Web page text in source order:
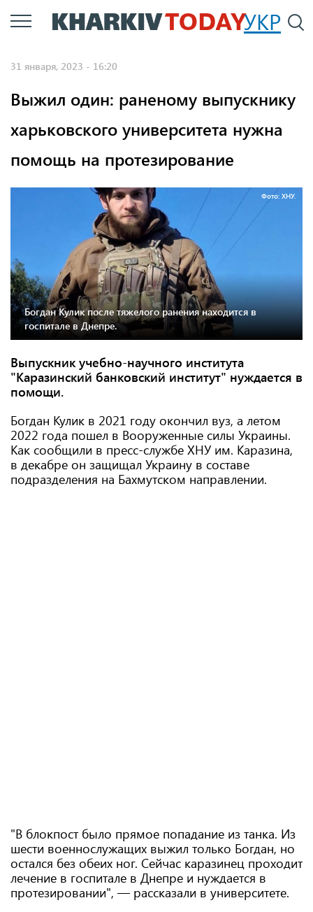
Перейти
к
УКР
31 января, 2023 - 16:20
Выжил один: раненому выпускнику
харьковского университета нужна
помощь на протезирование
Фото: ХНУ.
Богдан Кулик после тяжелого ранения находится в
госпитале в Днепре.
Выпускник учебно-научного института
"Каразинский банковский институт" нуждается в
помощи.
Богдан Кулик в 2021 году окончил вуз, а летом
2022 года пошел в Вооруженные силы Украины.
Как сообщили в пресс-службе ХНУ им. Каразина,
в декабре он защищал Украину в составе
подразделения на Бахмутском направлении.
"В блокпост было прямое попадание из танка. Из
шести военнослужащих выжил только Богдан, но
остался без обеих ног. Сейчас каразинец проходит
лечение в госпитале в Днепре и нуждается в
протезировании", — рассказали в университете.